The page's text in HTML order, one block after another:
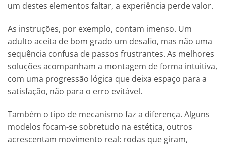
um destes elementos faltar, a experiência perde valor.
As instruções, por exemplo, contam imenso. Um
adulto aceita de bom grado um desafio, mas não uma
sequência confusa de passos frustrantes. As melhores
soluções acompanham a montagem de forma intuitiva,
com uma progressão lógica que deixa espaço para a
satisfação, não para o erro evitável.
Também o tipo de mecanismo faz a diferença. Alguns
modelos focam-se sobretudo na estética, outros
acrescentam movimento real: rodas que giram,